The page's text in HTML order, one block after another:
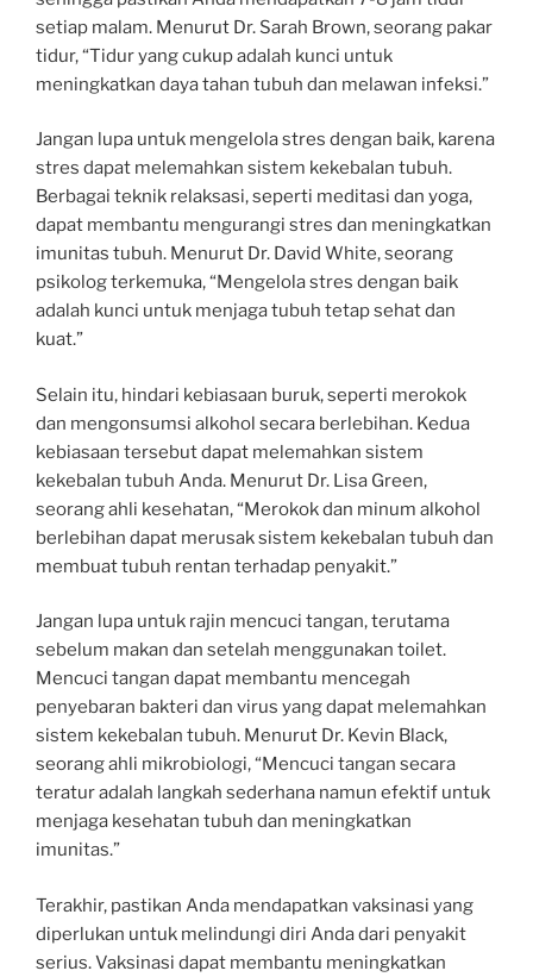
setiap malam. Menurut Dr. Sarah Brown, seorang pakar
tidur, “Tidur yang cukup adalah kunci untuk
meningkatkan daya tahan tubuh dan melawan infeksi.”
Jangan lupa untuk mengelola stres dengan baik, karena
stres dapat melemahkan sistem kekebalan tubuh.
Berbagai teknik relaksasi, seperti meditasi dan yoga,
dapat membantu mengurangi stres dan meningkatkan
imunitas tubuh. Menurut Dr. David White, seorang
psikolog terkemuka, “Mengelola stres dengan baik
adalah kunci untuk menjaga tubuh tetap sehat dan
kuat.”
Selain itu, hindari kebiasaan buruk, seperti merokok
dan mengonsumsi alkohol secara berlebihan. Kedua
kebiasaan tersebut dapat melemahkan sistem
kekebalan tubuh Anda. Menurut Dr. Lisa Green,
seorang ahli kesehatan, “Merokok dan minum alkohol
berlebihan dapat merusak sistem kekebalan tubuh dan
membuat tubuh rentan terhadap penyakit.”
Jangan lupa untuk rajin mencuci tangan, terutama
sebelum makan dan setelah menggunakan toilet.
Mencuci tangan dapat membantu mencegah
penyebaran bakteri dan virus yang dapat melemahkan
sistem kekebalan tubuh. Menurut Dr. Kevin Black,
seorang ahli mikrobiologi, “Mencuci tangan secara
teratur adalah langkah sederhana namun efektif untuk
menjaga kesehatan tubuh dan meningkatkan
imunitas.”
Terakhir, pastikan Anda mendapatkan vaksinasi yang
diperlukan untuk melindungi diri Anda dari penyakit
serius. Vaksinasi dapat membantu meningkatkan